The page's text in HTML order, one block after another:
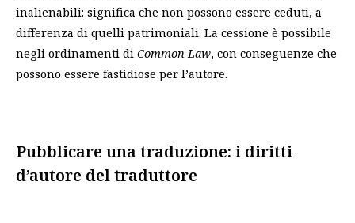
inalienabili: significa che non possono essere ceduti, a
differenza di quelli patrimoniali. La cessione è possibile
negli ordinamenti di Common Law, con conseguenze che
possono essere fastidiose per l’autore.
Pubblicare una traduzione: i diritti
d’autore del traduttore